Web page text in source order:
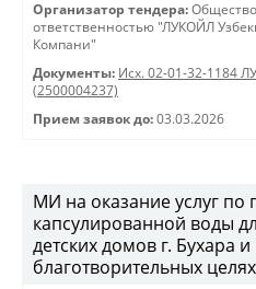
Организатор тендера:
ответственностью "ЛУКОЙЛ
Компани"
Документы: Исх. 02-01-32-1184
(2500004237)
Прием заявок до: 03.03.2026
МИ на оказание услуг по
капсулированной воды
детских домов г. Бухара
благотворительных